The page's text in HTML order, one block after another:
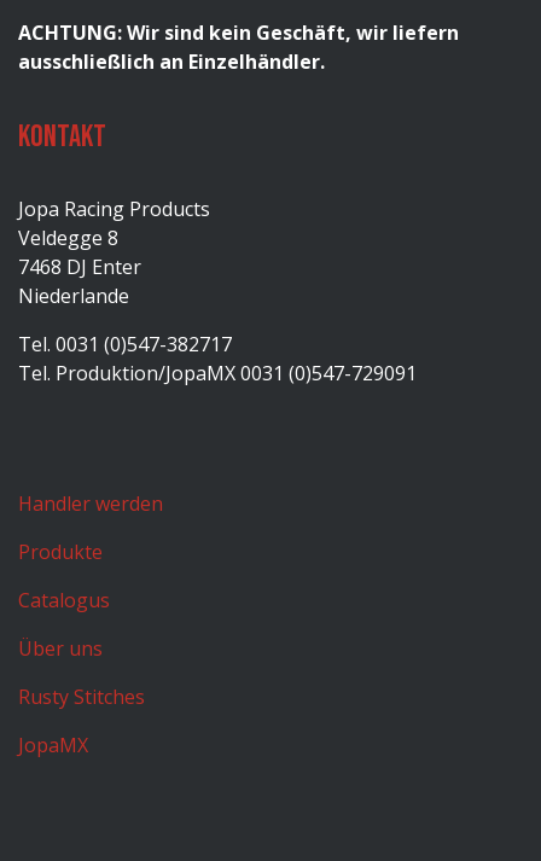
ACHTUNG: Wir sind kein Geschäft, wir liefern
ausschließlich an Einzelhändler.
Kontakt
Jopa Racing Products
Veldegge 8
7468 DJ Enter
Niederlande
Tel. 0031 (0)547-382717
Tel. Produktion/JopaMX 0031 (0)547-729091
Handler werden
Produkte
Catalogus
Über uns
Rusty Stitches
JopaMX